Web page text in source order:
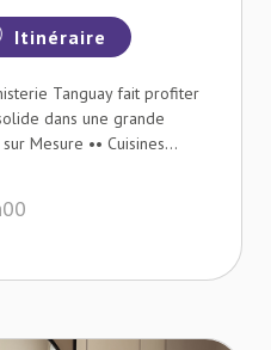
Itinéraire
Tanguay fait profiter
dans une grande
Mesure •• Cuisines...